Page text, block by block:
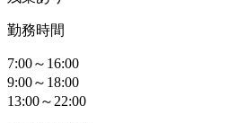
勤務時間
7:00～16:00
9:00～18:00
13:00～22:00